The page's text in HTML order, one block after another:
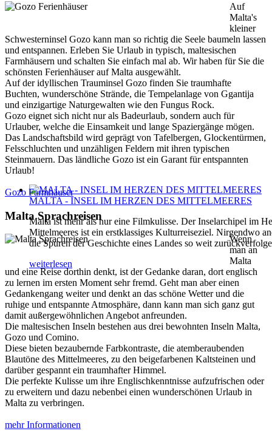
MALTA - INSEL IM HERZEN DES MITTELMEERES
Malta ist mehr als nur eine Filmkulisse. Der Inselarchipel im
Mittelmeeres ist ein erstklassiges Kulturreiseziel. Nirgendwo
die Spuren der Geschichte eines Landes so weit
weiterlesen
Auf
Malta's
kleiner
Schwesterninsel Gozo kann man so richtig die Seele baumeln lassen
und entspannen. Erleben Sie Urlaub in typisch, maltesischen
Farmhäusern und schalten Sie einfach mal ab. Wir haben für Sie die
schönsten Ferienhäuser auf Malta ausgewählt.
Auf der idyllischen Trauminsel Gozo finden Sie traumhafte
Buchten, wunderschöne Strände, die Tempelanlage von Ggantija
und einzigartige Naturgewalten wie den Fungus Rock.
Gozo eignet sich nicht nur als Badeurlaub, sondern auch für
Urlauber, welche die Einsamkeit und lange Spaziergänge mögen.
Das Landschaftsbild wird geprägt von Tafelbergen, Glockentürmen,
Felsschluchten und unzähligen Feldern mit ihren typischen
Steinmauern. Das ländliche Gozo ist ein Garant für entspannten
Urlaub!
Gozo Farmhäuser
Malta Sprachreisen
Wenn
man an
Malta
und eine Reise dorthin denkt, ist der Gedanke daran, dort englisch
zu lernen im ersten Moment sehr fremd. Geht man aber einen
Gedankengang weiter und denkt an das schöne Wetter und die
ruhige und entspannte Atmosphäre, dann kann man sich ganz gut
damit außergewöhnlichen Angebot anfreunden.
Die maltesischen Inseln bestehen aus drei bewohnten Inseln Malta,
Gozo und Comino.
Diese bieten bezaubernde Farbkontraste, die atemberaubenden
Blautöne des Mittelmeeres, zu den beigefarbenen Kaltsteinen und
darüber gespannt ein traumhafter Himmel.
Die perfekte Kulisse um ihre Englischkenntnisse aufzufrischen oder
zu erweitern und dazu nebenbei einen wunderschönen Urlaub in
Malta zu verbringen.
mehr Informationen